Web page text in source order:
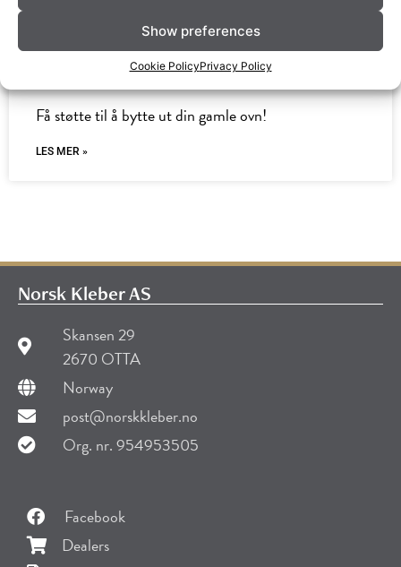
Show preferences
Cookie PolicyPrivacy Policy
Støtte til vedovn Oslo
Få støtte til å bytte ut din gamle ovn!
LES MER »
Norsk Kleber AS
Skansen 29
2670 OTTA
Norway
post@norskkleber.no
Org. nr. 954953505
Facebook
Dealers